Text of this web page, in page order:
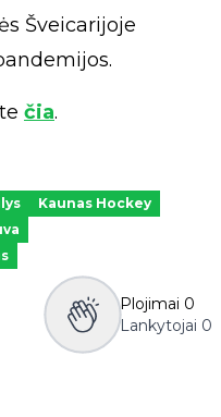
Šveicarijoje
čia.
Kaunas Hockey
Plojimai 0
Lankytojai 0